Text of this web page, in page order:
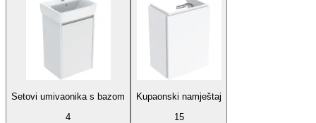
Setovi umivaonika s bazom
4
Kupaonski namještaj
15